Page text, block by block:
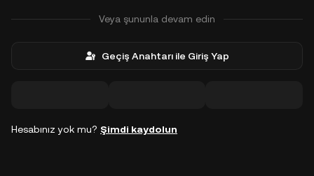
Veya şununla devam edin
Geçiş Anahtarı ile Giriş Yap
Hesabınız yok mu? Şimdi kaydolun